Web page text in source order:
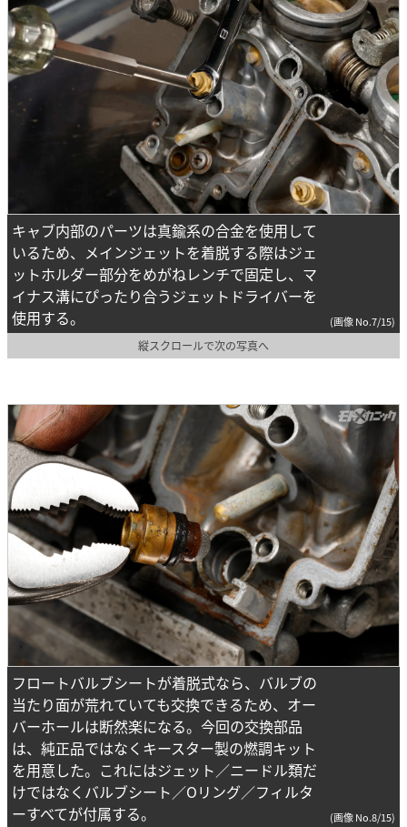
キャブ内部のパーツは真鍮系の合金を使用して
いるため、メインジェットを着脱する際はジェ
ットホルダー部分をめがねレンチで固定し、マ
イナス溝にぴったり合うジェットドライバーを
使用する。
(画像 No.7/15)
縦スクロールで次の写真へ
フロートバルブシートが着脱式なら、バルブの
当たり面が荒れていても交換できるため、オー
バーホールは断然楽になる。今回の交換部品
は、純正品ではなくキースター製の燃調キット
を用意した。これにはジェット／ニードル類だ
けではなくバルブシート／Oリング／フィルタ
ーすべてが付属する。
(画像 No.8/15)